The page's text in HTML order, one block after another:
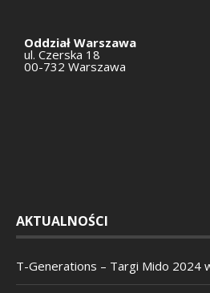
Oddział Warszawa
ul. Czerska 18
00-732 Warszawa
AKTUALNOŚCI
T-Generations – Targi Mido 2024